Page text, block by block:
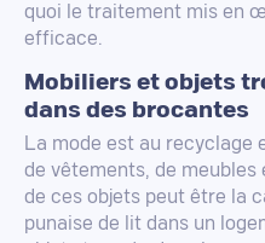
quoi le traitement mis en
efficace.
Mobiliers et objets
dans des brocantes
La mode est au recyclage
de vêtements, de
de ces objets peut être la
punaise de lit dans un